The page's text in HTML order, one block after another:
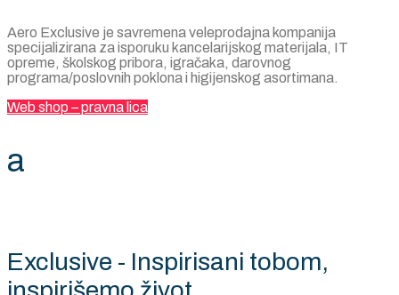
Aero Exclusive je savremena veleprodajna kompanija
specijalizirana za isporuku kancelarijskog materijala, IT
opreme, školskog pribora, igračaka, darovnog
programa/poslovnih poklona i higijenskog asortimana.
Web shop – pravna lica
a
Exclusive - Inspirisani tobom,